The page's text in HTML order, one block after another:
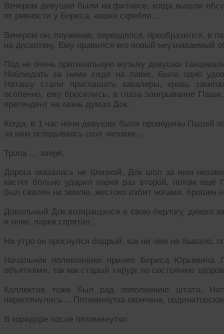
Вечером девушки были на фитнесе, когда вышли
от ревности у Бориса, кошки скребли…
Вечером он, поужинав, переоделся, преобразился, в
на дискотеку. Ему нравился его новый неузнаваемый
Под не очень оригинальную музыку девушки
Наблюдать за ними сидя на лавке, было одно
Наташу стали приглашать кавалеры, кровь
особенно, ему бросились, в глаза заигрывание
претендент на казнь думал Док.
Когда, в 1 час ночи девушки были проведены Пашей
за ним оглядываясь шол человек…
Тропа … зверя.
Дорога оказалась не близкой, Док шол за ним
кастет больно ударил парня раз второй, потом ещё
был свален на землю, жестоко избит ногами, брошен
Довольный Док возвращался в свою берлогу, дикого
и очки, парик спрятал…
На утро он проснулся бодрый, как ни чём не бывало,
Начальник поликлиники принял Бориса Юрьевича
объятиями, так как старый хирург по состоянию
Коллектив тоже был рад пополнению штата,
переглянулись… Пятиминутка окончена,
В коридоре после пятиминутки: